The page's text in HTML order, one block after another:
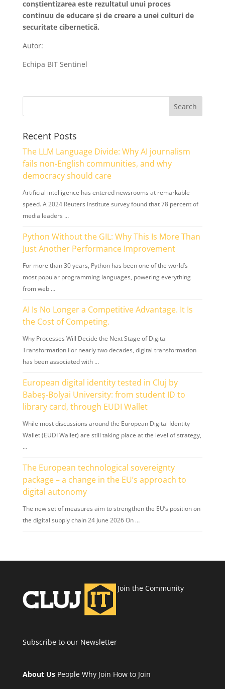
conștientizarea este rezultatul unui proces
continuu de educare și de creare a unei culturi de
securitate cibernetică.
Autor:
Echipa BIT Sentinel
Recent Posts
The LLM Language Divide: Why AI journalism
fails non-English communities, and why
democracy should care
Artificial intelligence has entered newsrooms at remarkable
speed. A 2024 Reuters Institute survey found that 78 percent of
media leaders …
Python Without the GIL: Why This Is More Than
Just Another Performance Improvement
For more than 30 years, Python has been one of the world’s
most popular programming languages, powering everything
from web …
AI Is No Longer a Competitive Advantage. It Is
the Cost of Competing.
Why Processes Will Decide the Next Stage of Digital
Transformation For nearly two decades, digital transformation
has been associated with …
European digital identity tested in Cluj by
Babeș-Bolyai University: from student ID to
library card, through EUDI Wallet
While most discussions around the European Digital Identity
Wallet (EUDI Wallet) are still taking place at the level of strategy,
…
The European technological sovereignty
package – a change in the EU’s approach to
digital autonomy
The new set of measures aim to strengthen the EU’s position on
the digital supply chain 24 June 2026 On …
Join the Community
Subscribe to our Newsletter
About Us People Why Join How to Join